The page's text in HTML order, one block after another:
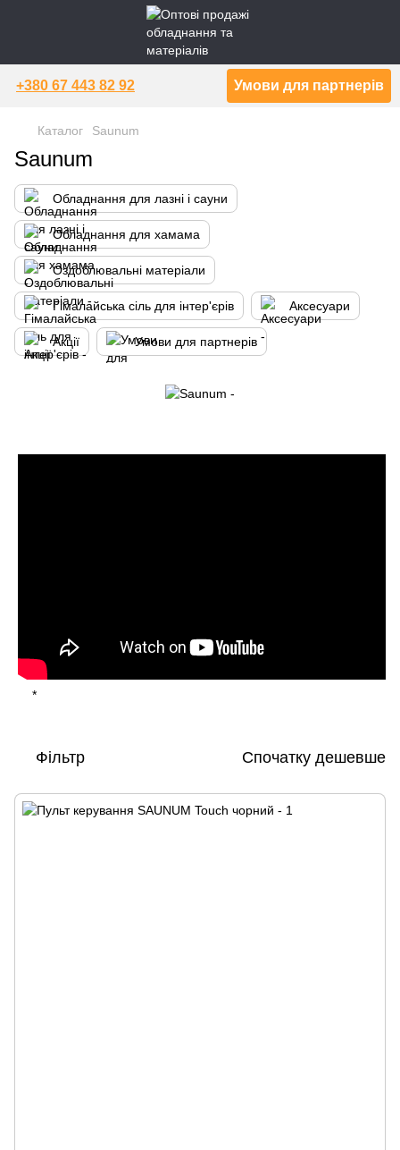
+380 67 443 82 92 Умови для партнерів
Каталог Saunum
Saunum
Обладнання для лазні і сауни
Обладнання для хамама
Оздоблювальні матеріали
Гімалайська сіль для інтер'єрів Аксесуари
Акції Умови для партнерів
*
Фільтр Спочатку дешевше